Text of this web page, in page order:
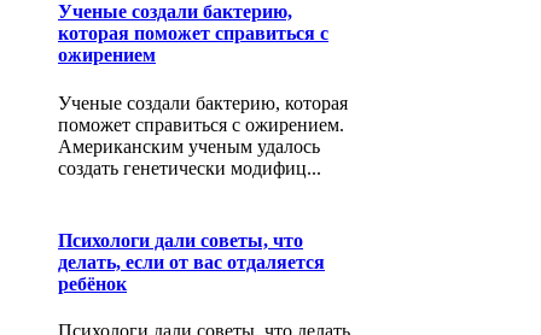
Ученые создали бактерию,
которая поможет справиться с
ожирением
Ученые создали бактерию, которая
поможет справиться с ожирением.
Американским ученым удалось
создать генетически модифиц...
Психологи дали советы, что
делать, если от вас отдаляется
ребёнок
Психологи дали советы, что делать